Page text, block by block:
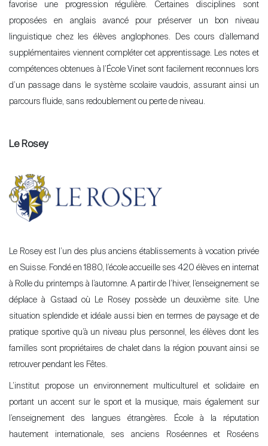
favorise une progression régulière. Certaines disciplines sont
proposées en anglais avancé pour préserver un bon niveau
linguistique chez les élèves anglophones. Des cours d’allemand
supplémentaires viennent compléter cet apprentissage. Les notes et
compétences obtenues à l’École Vinet sont facilement reconnues lors
d’un passage dans le système scolaire vaudois, assurant ainsi un
parcours fluide, sans redoublement ou perte de niveau.
Le Rosey
Le Rosey est l’un des plus anciens établissements à vocation privée
en Suisse. Fondé en 1880, l’école accueille ses 420 élèves en internat
à Rolle du printemps à l’automne. A partir de l’hiver, l’enseignement se
déplace à Gstaad où Le Rosey possède un deuxième site. Une
situation splendide et idéale aussi bien en termes de paysage et de
pratique sportive qu’à un niveau plus personnel, les élèves dont les
familles sont propriétaires de chalet dans la région pouvant ainsi se
retrouver pendant les Fêtes.
L’institut propose un environnement multiculturel et solidaire en
portant un accent sur le sport et la musique, mais également sur
l’enseignement des langues étrangères. École à la réputation
hautement internationale, ses anciens Roséennes et Roséens